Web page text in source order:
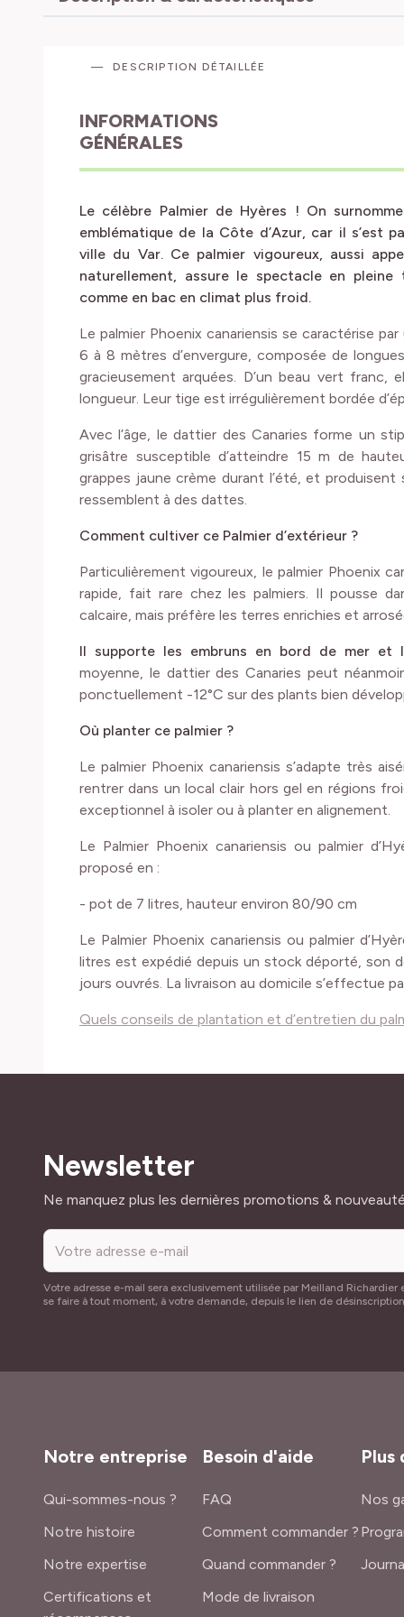
DESCRIPTION DÉTAILLÉE
INFORMATIONS
GÉNÉRALES
Le célèbre Palmier de Hyères ! On
emblématique de la Côte d’Azur, car il s’est
ville du Var. Ce palmier vigoureux, aussi
naturellement, assure le spectacle en
comme en bac en climat plus froid.
Le palmier Phoenix canariensis se caractérise
6 à 8 mètres d’envergure, composée de
gracieusement arquées. D’un beau vert
longueur. Leur tige est irrégulièrement bordée
Avec l’âge, le dattier des Canaries forme un
grisâtre susceptible d’atteindre 15 m de
grappes jaune crème durant l’été, et
ressemblent à des dattes.
Comment cultiver ce Palmier d’extérieur ?
Particulièrement vigoureux, le palmier Phoenix
rapide, fait rare chez les palmiers. Il pousse
calcaire, mais préfère les terres enrichies et
Il supporte les embruns en bord de mer et
moyenne, le dattier des Canaries peut
ponctuellement -12°C sur des plants bien
Où planter ce palmier ?
Le palmier Phoenix canariensis s’adapte très
rentrer dans un local clair hors gel en régions
exceptionnel à isoler ou à planter en alignement.
Le Palmier Phoenix canariensis ou palmier
proposé en :
- pot de 7 litres, hauteur environ 80/90 cm
Le Palmier Phoenix canariensis ou palmier
litres est expédié depuis un stock déporté, son
jours ouvrés. La livraison au domicile s’effectue
Quels conseils de plantation et d’entretien du
Newsletter
Adresse mail
Ne manquez plus les dernières promotions &
Votre adresse e-mail sera exclusivement utilisée par Meilland
se faire à tout moment, à votre demande, depuis le lien de
Notre entreprise
Qui-sommes-nous ?
Notre histoire
Notre expertise
Certifications et
Besoin d'aide
FAQ
Comment commander ?
Quand commander ?
Mode de livraison
Plus
Nos